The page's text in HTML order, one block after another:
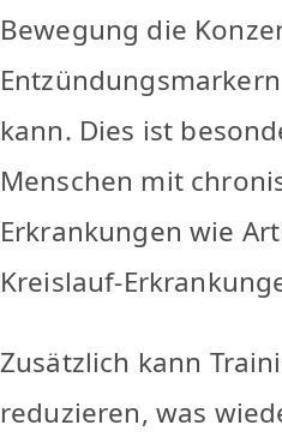
Bewegung die
kann. Dies ist
Menschen mit
Erkrankungen wie
Kreislauf-
Zusätzlich kann
reduzieren, was